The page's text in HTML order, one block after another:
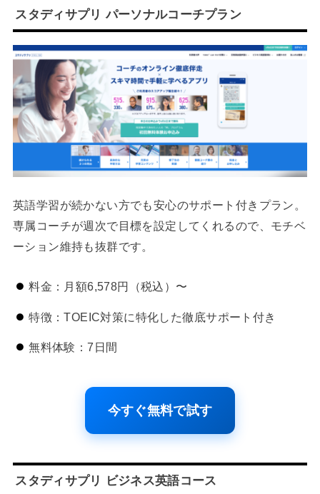
スタディサプリ パーソナルコーチプラン
英語学習が続かない方でも安心のサポート付きプラン。
専属コーチが週次で目標を設定してくれるので、モチベ
ーション維持も抜群です。
料金：月額6,578円（税込）〜
特徴：TOEIC対策に特化した徹底サポート付き
無料体験：7日間
今すぐ無料で試す
スタディサプリ ビジネス英語コース